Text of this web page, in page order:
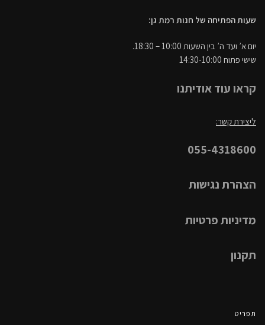
שעות הפתיחה של חנות רמת גן:
יום א’ ועד ה’ בין השעות 10:00 – 18:30.
שישי פתוח 14:30-10:00
קראו עוד אודיתנו
ליצירת קשר:
055-4318600
הצהרת נגישות
מדיניות פרטיות
תקנון
תפריט